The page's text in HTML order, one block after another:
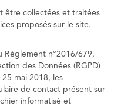
être collectées et traitées
proposés sur le site.
Règlement n°2016/679,
des Données (RGPD)
mai 2018, les
de contact présent sur
informatisé et